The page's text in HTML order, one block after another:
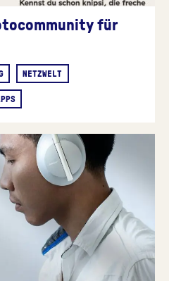
für
NETZWELT